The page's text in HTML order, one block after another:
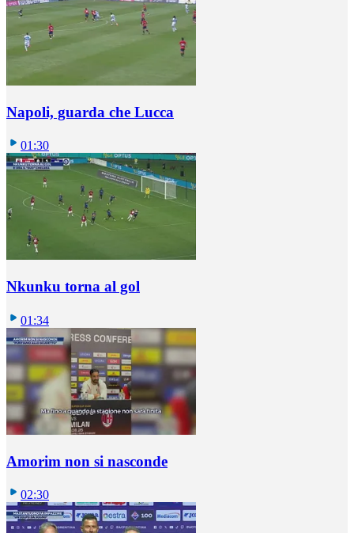
Napoli, guarda che Lucca
01:30
Nkunku torna al gol
01:34
Amorim non si nasconde
02:30